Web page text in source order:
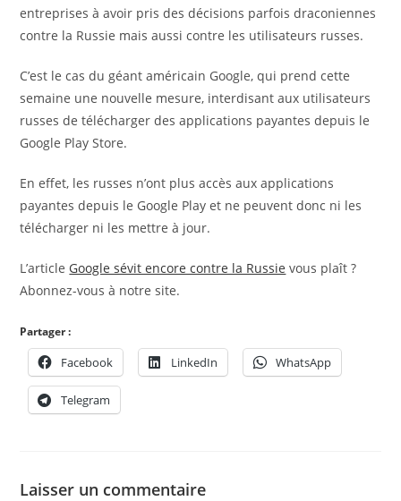
entreprises à avoir pris des décisions parfois draconiennes
contre la Russie mais aussi contre les utilisateurs russes.
C’est le cas du géant américain Google, qui prend cette
semaine une nouvelle mesure, interdisant aux utilisateurs
russes de télécharger des applications payantes depuis le
Google Play Store.
En effet, les russes n’ont plus accès aux applications
payantes depuis le Google Play et ne peuvent donc ni les
télécharger ni les mettre à jour.
L’article Google sévit encore contre la Russie vous plaît ?
Abonnez-vous à notre site.
Partager :
Facebook LinkedIn WhatsApp
Telegram
Laisser un commentaire